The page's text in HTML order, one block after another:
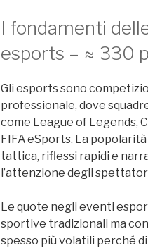
I fondamenti
esports – ≈ 330
Gli esports sono
professionale, dove
come League of Legends,
FIFA eSports. La
tattica, riflessi rapidi e
l’attenzione degli
Le quote negli eventi
sportive tradizionali ma
spesso più volatili perché